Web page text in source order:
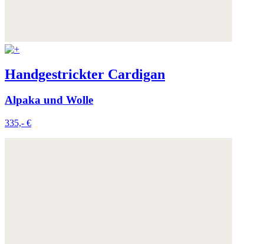
Handgestrickter Cardigan
Alpaka und Wolle
335,- €